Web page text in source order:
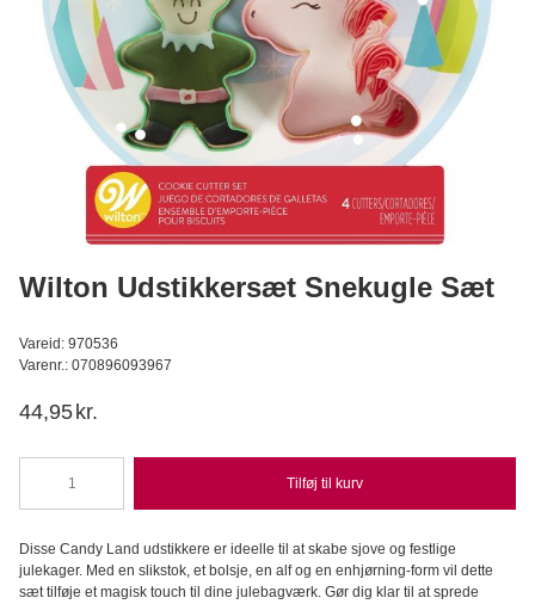
Hvedesur Surdejspulver - 500g
DKK
Wilton Udstikkersæt Snekugle Sæt
Vareid: 970536
Varenr.: 070896093967
44,95 kr.
Udstikkersæt
Sæt
antal
Tilføj til kurv
Disse Candy Land udstikkere er ideelle til at skabe sjove og festlige
julekager. Med en slikstok, et bolsje, en alf og en enhjørning-form vil dette
sæt tilføje et magisk touch til dine julebagværk. Gør dig klar til at sprede